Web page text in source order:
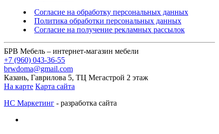
Согласие на обработку персональных данных
Политика обработки персональных данных
Согласие на получение рекламных рассылок
БРВ Мебель – интернет-магазин мебели
+7 (960) 043-36-55
brwdoma@gmail.com
Казань, Гаврилова 5, ТЦ Мегастрой 2 этаж
На карте Карта сайта
НС Маркетинг - разработка сайта